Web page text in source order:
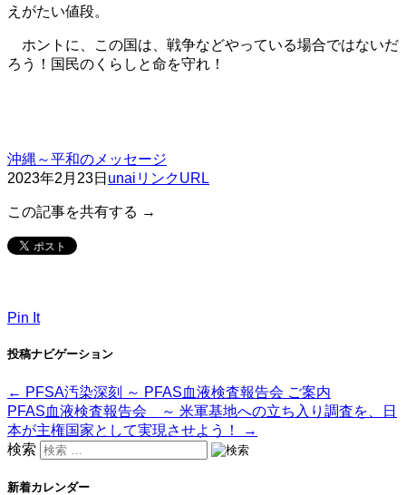
えがたい値段。
ホントに、この国は、 戦争などやっている場合ではないだ
ろう！国民のくらしと命を守れ！
沖縄～平和のメッセージ
2023年2月23日 unai リンクURL
この記事を共有する →
Pin It
投稿ナビゲーション
← PFSA汚染深刻 ～ PFAS血液検査報告会 ご案内
PFAS血液検査報告会 ～ 米軍基地への立ち入り調査を、日
本が主権国家として実現させよう！
→
検索
新着カレンダー